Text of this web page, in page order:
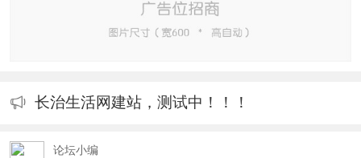
长治生活网建站，测试中！！！
论坛小编